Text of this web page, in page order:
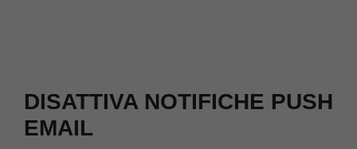
DISATTIVA NOTIFICHE PUSH
EMAIL